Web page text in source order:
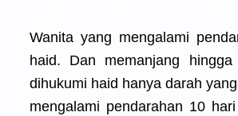
Wanita yang mengalami
haid. Dan memanjang
dihukumi haid hanya darah
mengalami pendarahan 10